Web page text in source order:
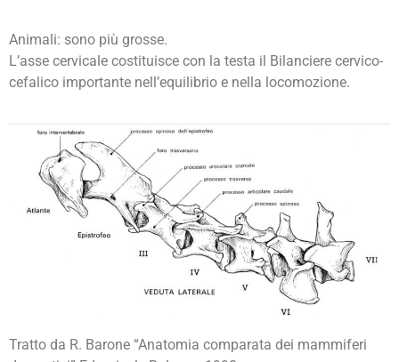
Animali: sono più grosse.
L’asse cervicale costituisce con la testa il Bilanciere cervico-
cefalico importante nell’equilibrio e nella locomozione.
Tratto da R. Barone “Anatomia comparata dei mammiferi